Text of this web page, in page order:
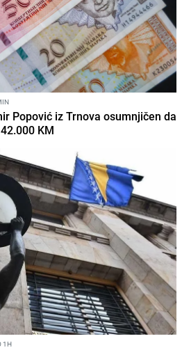
Popović iz Trnova osumnjičen da
KM
1H